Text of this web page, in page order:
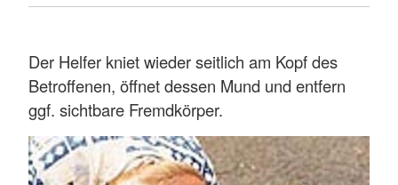
Der Helfer kniet wieder seitlich am Kopf des
Betroffenen, öffnet dessen Mund und entfern
ggf. sichtbare Fremdkörper.